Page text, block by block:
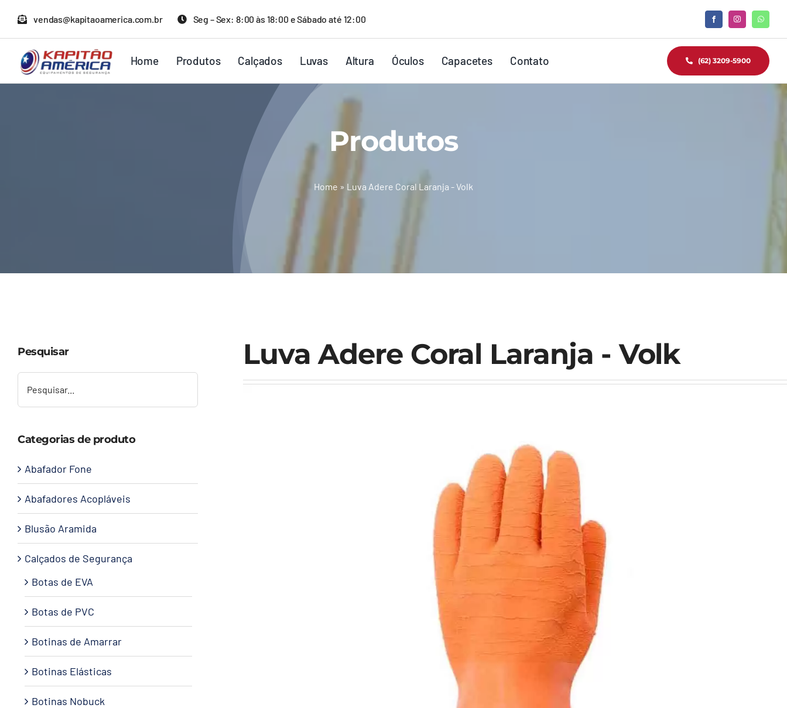
para
conteúdo
vendas@kapitaoamerica.com.br Seg – Sex: 8:00 às 18:00 e Sábado até 12:00
Home Produtos Calçados Luvas Altura Óculos Capacetes Contato (62) 3209-5900
Produtos
Home » Luva Adere Coral Laranja - Volk
Luva Adere Coral Laranja - Volk
Pesquisar
Categorias de produto
Abafador Fone
Abafadores Acopláveis
Blusão Aramida
Calçados de Segurança
Botas de EVA
Botas de PVC
Botinas de Amarrar
Botinas Elásticas
Botinas Nobuck